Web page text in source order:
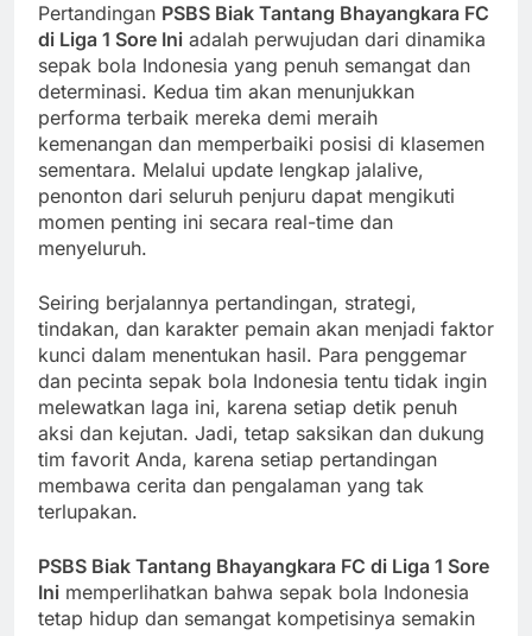
Pertandingan PSBS Biak Tantang Bhayangkara FC
di Liga 1 Sore Ini adalah perwujudan dari dinamika
sepak bola Indonesia yang penuh semangat dan
determinasi. Kedua tim akan menunjukkan
performa terbaik mereka demi meraih
kemenangan dan memperbaiki posisi di klasemen
sementara. Melalui update lengkap jalalive,
penonton dari seluruh penjuru dapat mengikuti
momen penting ini secara real-time dan
menyeluruh.
Seiring berjalannya pertandingan, strategi,
tindakan, dan karakter pemain akan menjadi faktor
kunci dalam menentukan hasil. Para penggemar
dan pecinta sepak bola Indonesia tentu tidak ingin
melewatkan laga ini, karena setiap detik penuh
aksi dan kejutan. Jadi, tetap saksikan dan dukung
tim favorit Anda, karena setiap pertandingan
membawa cerita dan pengalaman yang tak
terlupakan.
PSBS Biak Tantang Bhayangkara FC di Liga 1 Sore
Ini memperlihatkan bahwa sepak bola Indonesia
tetap hidup dan semangat kompetisinya semakin